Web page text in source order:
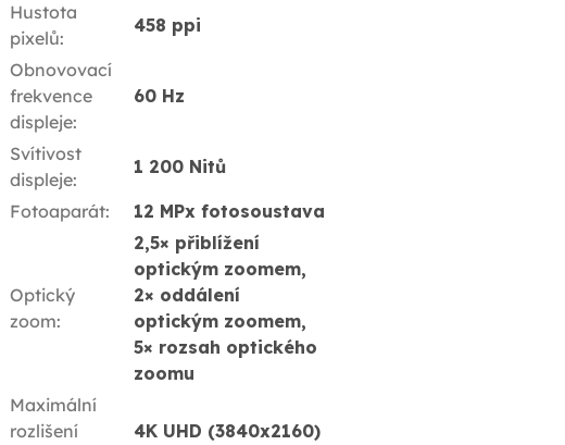
Hustota
pixelů:
458 ppi
Obnovovací
frekvence
displeje:
60 Hz
Svítivost
displeje:
1 200 Nitů
Fotoaparát: 12 MPx fotosoustava
Optický
zoom:
2,5× přiblížení
optickým zoomem,
2× oddálení
optickým zoomem,
5× rozsah optického
zoomu
Maximální
rozlišení
4K UHD (3840x2160)